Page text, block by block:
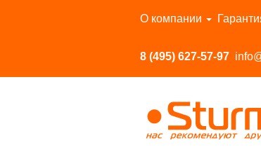
О компании
8 (495) 627-57-97
Перейти в каталог